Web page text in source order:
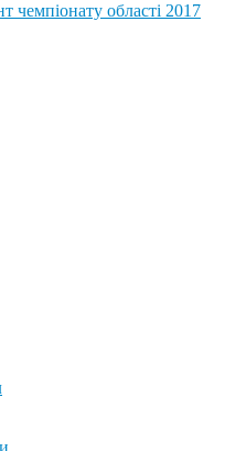
чемпіонату області 2017